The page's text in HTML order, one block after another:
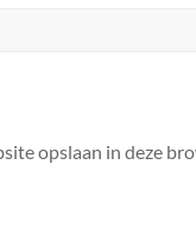
opslaan in deze